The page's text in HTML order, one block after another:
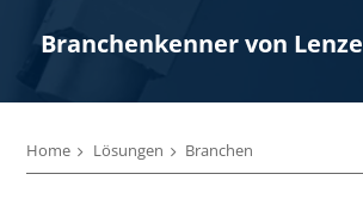
Branchenkenner von Lenze
Home Lösungen Branchen